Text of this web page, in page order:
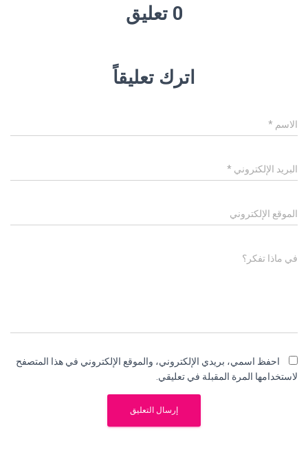
0 تعليق
اترك تعليقاً
الاسم *
البريد الإلكتروني *
الموقع الإلكتروني
في ماذا تفكر؟
احفظ اسمي، بريدي الإلكتروني، والموقع الإلكتروني في هذا المتصفح
لاستخدامها المرة المقبلة في تعليقي.